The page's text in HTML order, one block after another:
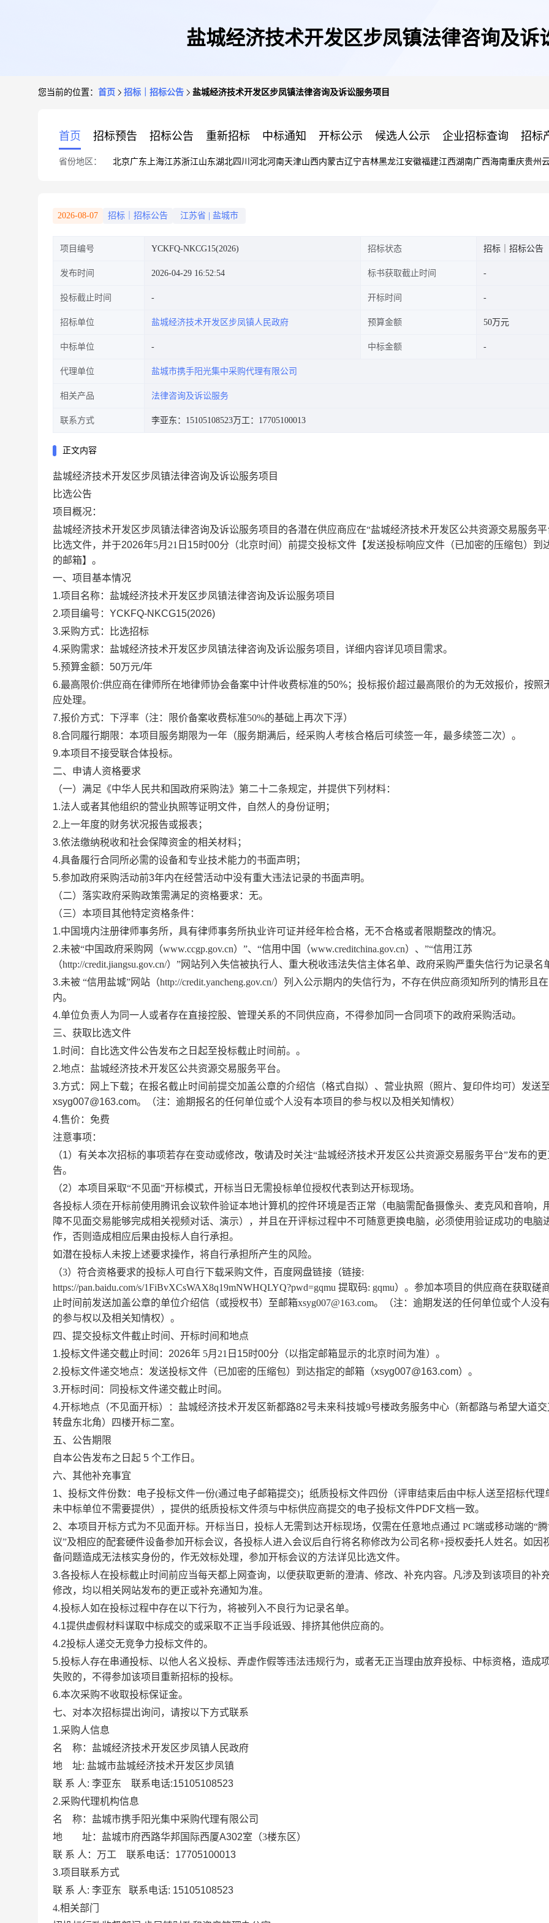
盐城经济技术开发区步凤镇法律咨询及诉
您当前的位置： 首页 招标｜招标公告 盐城经济技术开发区步凤镇法律咨询及诉讼服务项目
首页 招标预告 招标公告 重新招标 中标通知 开标公示 候选人公示 企业招标查询 招标
省份地区： 北京广东 上海江苏浙江山东湖北四川 河北河南天津山西内蒙古辽宁吉林黑龙江安徽福建江西湖南广西海南重庆贵州
2026-08-07 招标｜招标公告 江苏省 盐城市
项目编号 YCKFQ-NKCG15(2026) 招标状态 招标｜招标公告
发布时间 2026-04-29 16:52:54 标书获取截止时间
投标截止时间 开标时间
招标单位 盐城经济技术开发区步凤镇人民政府 预算金额 50万元
中标单位 中标金额
代理单位 盐城市携手阳光集中采购代理有限公司
相关产品 法律咨询及诉讼服务
联系方式 李亚东：15105108523万工：17705100013
正文内容
盐城经济技术开发区步凤镇法律咨询及诉讼服务项目
比选公告
项目概况：
盐城经济技术开发区步凤镇法律咨询及诉讼服务项目 的各潜在供应商应在“盐城经济技术开发区公共资源交易服务平
比选文件，并于2026年5月 21 日 15时00分 （北京时间）前提交投标文件【发送投标响应文件（已加密的压缩包）到
的邮箱】。
一、项目基本情况
1.项目名称： 盐城经济技术开发区步凤镇法律咨询及诉讼服务项目
2.项目编号 ： YCKFQ-NKCG15(2026)
3.采购方式：比选招标
4.采购需求 ： 盐城经济技术开发区步凤镇法律咨询及诉讼服务项目 ， 详细内容详见项目需求。
5.预算金额： 50万元/年
6.最高限价:供应商在律师所在地律师协会备案中计件收费标准的50%； 投标报价超过最高限价的为无效报价，按照
应处理。
7.报价方式：下浮率（注：限价备案收费标准50%的基础上再次下浮）
8.合同履行期限：本项目服务期限为一年 （服务期满后，经采购人考核合格后可续签一年，最多续签二次） 。
9.本项目不接受联合体投标。
二、申请人资格要求
（一）满足《中华人民共和国政府采购法》第二十二条规定，并提供下列材料：
1.法人或者其他组织的营业执照等证明文件，自然人的身份证明；
2. 上一年度的财务状况报告或报表；
3.依法缴纳税收和社会保障资金的相关材料；
4.具备履行合同所必需的设备和专业技术能力的书面声明；
5.参加政府采购活动前3年内在经营活动中没有重大违法记录的书面声明。
（二）落实政府采购政策需满足的资格要求： 无。
（三）本项目其他特定资格条件：
1.中国境内注册律师事务所，具有律师事务所执业许可证并经年检合格，无不合格或者限期整改的情况。
2.未被“中国政府采购网（www.ccgp.gov.cn） ”、 “信用中国（www.creditchina.gov.cn）、 ”“信用江苏
（http://credit.jiangsu.gov.cn/） ”网站列入失信被执行人、 重大税收违法失信主体名单、政府采购严重失信行为记录名
3.未被 “信用盐城”网站（http://credit.yancheng.gov.cn/）列入公示期内的失信行为，不存在供应商须知所列的情形且
内。
4.单位负责人为同一人或者存在直接控股、管理关系的不同供应商，不得参加同一合同项下的政府采购活动。
三、 获取比选文件
1.时间： 自 比选文件公告发布之日起至投标截止时间前。 。
2.地点：盐城经济技术开发区公共资源交易服务平台。
3.方式： 网上下载；在报名截止时间前提交加盖公章的介绍信（格式自拟） 、营业执照（照片、复印件均可） 发送
xsyg007@163.com。（注：逾期报名的任何单位或个人没有本项目的参与权以及相关知情权）
4.售价：免费
注意事项：
（1）有关本次招标的事项若存在变动或修改，敬请及时关注“盐城经济技术开发区公共资源交易服务平台”发布的
告。
（2）本项目采取“不见面”开标模式，开标当日无需投标单位授权代表到达开标现场。
各投标人须在开标前使用腾讯会议软件验证本地计算机的控件环境是否正常（电脑需配备摄像头、麦克风和音响，
障不见面交易能够完成相关视频对话、演示），并且在开评标过程中不可随意更换电脑，必须使用验证成功的电脑
作，否则造成相应后果由投标人自行承担。
如潜在投标人未按上述要求操作，将自行承担所产生的风险。
（3） 符合资格要求的投标人可自行下载采购文件，百度网盘链接 （链接:
https://pan.baidu.com/s/1FiBvXCsWAX8q19mNWHQLYQ?pwd=gqmu 提取码: gqmu） 。参加本项目的供应商在获取磋
止时间前发送加盖公章的单位介绍信（或授权书）至邮箱xsyg007@163.com。（注：逾期发送的任何单位或个人没
的参与权以及相关知情权） 。
四、提交投标文件截止时间、开标时间和地点
1.投标文件递交截止时间： 2026年 5月 21 日 15时00分 （以指定邮箱显示的北京时间为准）。
2.投标文件递交地点：发送投标文件（已加密的压缩包）到达指定的邮箱（xsyg007@163.com）。
3.开标时间：同投标文件递交截止时间。
4.开标地点 （不见面开标） ：盐城经济技术开发区新都路82号未来科技城9号楼政务服务中心（新都路与希望大道
转盘东北角）四楼开标二室。
五、公告期限
自本公告发布之日起 5 个工作日。
六、其他补充事宜
1、投标文件份数：电子投标文件一份(通过电子邮箱提交)； 纸质投标文件四份（评审结束后由中标人送至招标代理
未中标单位不需要提供），提供的纸质投标文件须与中标供应商提交的电子投标文件PDF文档一致。
2、本项目开标方式为不见面开标。开标当日，投标人无需到达开标现场，仅需在任意地点通过 PC端或移动端的“
议”及相应的配套硬件设备参加开标会议，各投标人进入会议后自行将名称修改为公司名称+授权委托人姓名。如因
备问题造成无法核实身份的，作无效标处理，参加开标会议的方法详见比选文件。
3.各投标人在投标截止时间前应当每天都上网查询，以便获取更新的澄清、修改、补充内容。凡涉及到该项目的补
修改，均以相关网站发布的更正或补充通知为准。
4.投标人如在投标过程中存在以下行为，将被列入不良行为记录名单。
4.1提供虚假材料谋取中标成交的或采取不正当手段诋毁、排挤其他供应商的。
4.2投标人递交无竞争力投标文件的。
5.投标人存在串通投标、以他人名义投标、弄虚作假等违法违规行为，或者无正当理由放弃投标、中标资格，造成
失败的，不得参加该项目重新招标的投标。
6.本次采购不收取投标保证金。
七、对本次招标提出询问，请按以下方式联系
1.采购人信息
名
称： 盐城经济技术开发区步凤镇人民政府
地
址: 盐城市盐城经济技术开发区步凤镇
联 系 人: 李亚东 联系电话:15105108523
2.采购代理机构信息
名
称：盐城市携手阳光集中采购代理有限公司
地 址：盐城市府西路华邦国际西厦A302室（3楼东区）
联 系 人： 万工 联系电话： 17705100013
3.项目联系方式
联 系 人: 李亚东 联系电话: 15105108523
4.相关部门